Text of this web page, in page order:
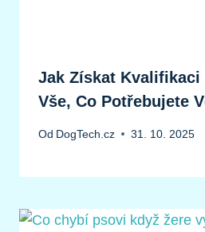
Jak Získat Kvalifikaci
Vše, Co Potřebujete
Od DogTech.cz 31. 10. 2025